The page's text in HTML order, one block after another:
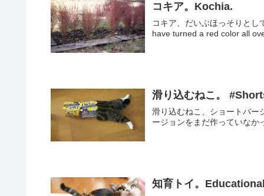
コキア。Kochia.
コキア、だいぶほっそりと
滑り込むねこ。
滑り込むねこ、ショートバージョン。
ージョンをまだ作っていなか
知育トイ。